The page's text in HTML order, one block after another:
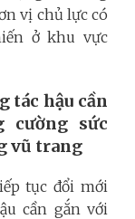
vị chủ lực có
ở khu vực
tác hậu cần
cường sức
vũ trang
tục đổi mới
cần gắn với